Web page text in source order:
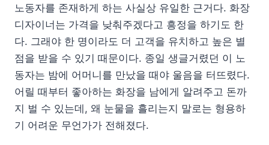
노동자를 존재하게 하는 사실상 유일한 근거다. 화장
디자이너는 가격을 낮춰주겠다고 흥정을 하기도 한
다. 그래야 한 명이라도 더 고객을 유치하고 높은 별
점을 받을 수 있기 때문이다. 종일 생글거렸던 이 노
동자는 밤에 어머니를 만났을 때야 울음을 터뜨렸다.
어릴 때부터 좋아하는 화장을 남에게 알려주고 돈까
지 벌 수 있는데, 왜 눈물을 흘리는지 말로는 형용하
기 어려운 무언가가 전해졌다.